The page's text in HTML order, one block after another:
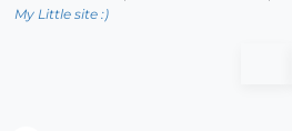
My Little site :)